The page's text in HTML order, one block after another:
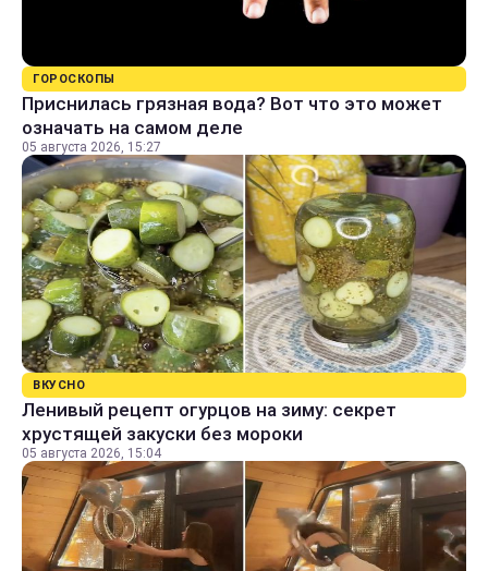
ГОРОСКОПЫ
Приснилась грязная вода? Вот что это может
означать на самом деле
05 августа 2026, 15:27
ВКУСНО
Ленивый рецепт огурцов на зиму: секрет
хрустящей закуски без мороки
05 августа 2026, 15:04